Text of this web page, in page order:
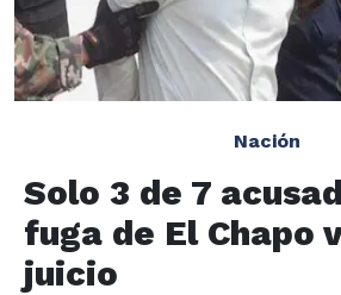
Nación
Solo 3 de 7
fuga de El Chapo
juicio